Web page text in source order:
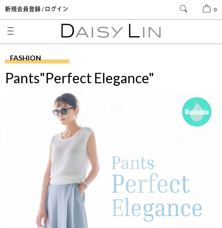
新規会員登録 / ログイン 0
FASHION
Pants"Perfect Elegance"